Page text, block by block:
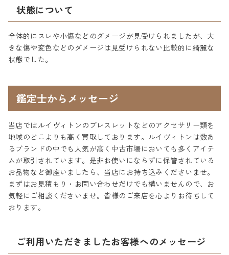
状態について
全体的にスレや小傷などのダメージが見受けられましたが、大
きな傷や変色などのダメージは見受けられない比較的に綺麗な
状態でした。
鑑定士からメッセージ
当店ではルイヴィトンのブレスレットなどのアクセサリー類を
地域のどこよりも高く買取しております。ルイヴィトンは数あ
るブランドの中でも人気が高く中古市場においても多くアイテ
ムが取引されています。是非お使いにならずに保管されている
お品物など御座いましたら、当店にお持ち込みくださいませ。
まずはお見積もり・お問い合わせだけでも構いませんので、お
気軽にご相談くださいませ。皆様のご来店を心よりお待ちして
おります。
ご利用いただきましたお客様へのメッセージ